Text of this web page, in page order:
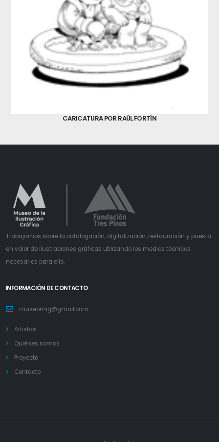
CARICATURA POR RAÚL FORTÍN
Trabajamos sobre la catalogación, digitalización, restauración y puesta
en valor de ilustraciones gráficas utilizando los medios técnicos
necesarios para ello.
INFORMACIÓN DE CONTACTO
museomig@gmail.com
Artistas
Quiénes somos
Proyecto
Contacto